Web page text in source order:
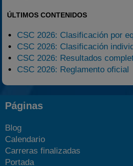
ÚLTIMOS CONTENIDOS
CSC 2026: Clasificación por
CSC 2026: Clasificación
CSC 2026: Resultados
CSC 2026: Reglamento oficial
Páginas
Blog
Calendario
Carreras finalizadas
Portada